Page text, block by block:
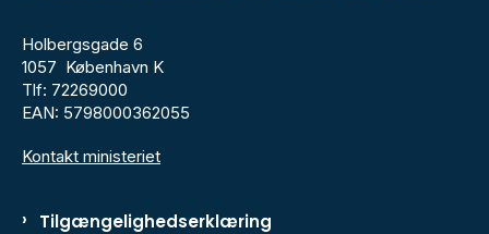
Holbergsgade 6
1057 København K
Tlf: 72269000
EAN: 5798000362055
Kontakt ministeriet
Tilgængelighedserklæring